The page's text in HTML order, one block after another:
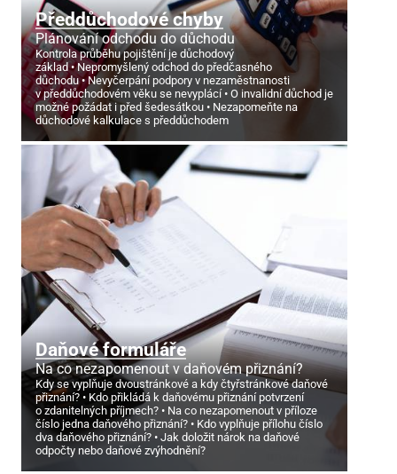
Předdůchodové chyby
Plánování odchodu do důchodu
Kontrola průběhu pojištění je důchodový
základ
Nepromyšlený odchod do předčasného
důchodu
Nevyčerpání podpory v nezaměstnanosti
v předdůchodovém věku se nevyplácí
O invalidní důchod je
možné požádat i před šedesátkou
Nezapomeňte na
důchodové kalkulace s předdůchodem
Daňové formuláře
Na co nezapomenout v daňovém přiznání?
Kdy se vyplňuje dvoustránkové a kdy čtyřstránkové daňové
přiznání?
Kdo přikládá k daňovému přiznání potvrzení
o zdanitelných příjmech?
Na co nezapomenout v příloze
číslo jedna daňového přiznání?
Kdo vyplňuje přílohu číslo
dva daňového přiznání?
Jak doložit nárok na daňové
odpočty nebo daňové zvýhodnění?